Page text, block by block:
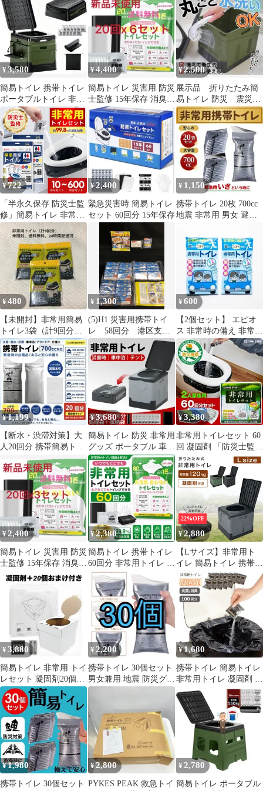
セット
袋
トドア
¥3,580
簡易トイレ 携帯トイレ
ポータブルトイレ 非常
用トイレ 耐荷重180kg
介護
¥4,400
簡易トイレ 災害用 防災
士監修 15年保存 消臭
非常用 20回分x 6セット
¥2,500
展示品 折りたたみ簡
易トイレ 防災 震災
非常用 トイレ キャン
プ アウトドア
¥722
「半永久保存 防災士監
修」簡易トイレ 非常用
トイレセット 10回分 防
災用品 防災グッズ 防災
セット 10回分 非常用簡
易トイレ 防臭袋 アウト
ドア 介護用 防災 携帯
トイレ 台風 洪水 災害
時 断水時 簡単使用 長
期保存 2025
¥2,400
緊急災害時 簡易トイレ
セット 60回分 15年保存
¥ 1,150
携帯トイレ 20枚 700cc
地震 非常用 男女 避難
¥480
【未開封】非常用簡易
トイレ3袋（計9回分）
携帯 災害 防災 渋滞 登
山 介護
¥ 1,300
(5)H1 災害用携帯トイ
レ 58回分 港区支
給 東京タワー 防
災 キャンプ 非常用
食器折り紙 非常用シ
ート 緊急時対応 携帯
トイレ
¥600
【2個セット】 エピオ
ス 非常時の備え 非常用
トイレ 固めてニオイを
防ぐ 1回用
¥1,199
【断水・渋滞対策】大
人20回分 携帯簡易トイ
レ 700cc 防災 備蓄 非
常用
¥3,680
簡易トイレ 防災 非常用
グッズ ポータブル 車中
泊 キャンプ アウトドア
¥3,380
非常用トイレセット 60
回 凝固剤 「防災士監
修」 簡易トイレ 防災
携帯トイレ
¥2,400
簡易トイレ 災害用 防災
士監修 15年保存 消臭
非常用 20回分x 3セット
¥2,380
簡易トイレ 携帯トイレ
60回分 非常用トイレ 災
害用 防災トイレ 15年保
存
22%OFF
¥2,880
【Lサイズ】非常用ト
イレ 簡易トイレ 携帯ト
イレ 着替えテント ワン
タッチテント 防災用品
防災グッズ 防災セット
ポータブルトイレ 非常
用 登山 車 防災 断水 台
風 洪水 災害 地震 渋滞
震災 避難用 緊急時 凝
固剤 ゴミ箱 汚物処理
男性用 女性用
¥ 3,880
簡易トイレ 非常用 トイ
レセット 凝固剤20個
+おまけ20個 軽量 災害
対策
¥ 2,200
携帯トイレ 30個セット
男女兼用 地震 防災グッ
ズ 簡易 非常用 使い捨
¥1,680
携帯トイレ 簡易トイレ
非常用トイレ 凝固剤 ポ
ータブルトイレ 災害用
防災グッズ 100回 台風
地震 断水 停電時 トイ
レ処理袋
¥1,980
携帯トイレ 30個セット
¥2,800
PYKES PEAK 救急トイ
¥ 2,780
簡易トイレ ポータブル